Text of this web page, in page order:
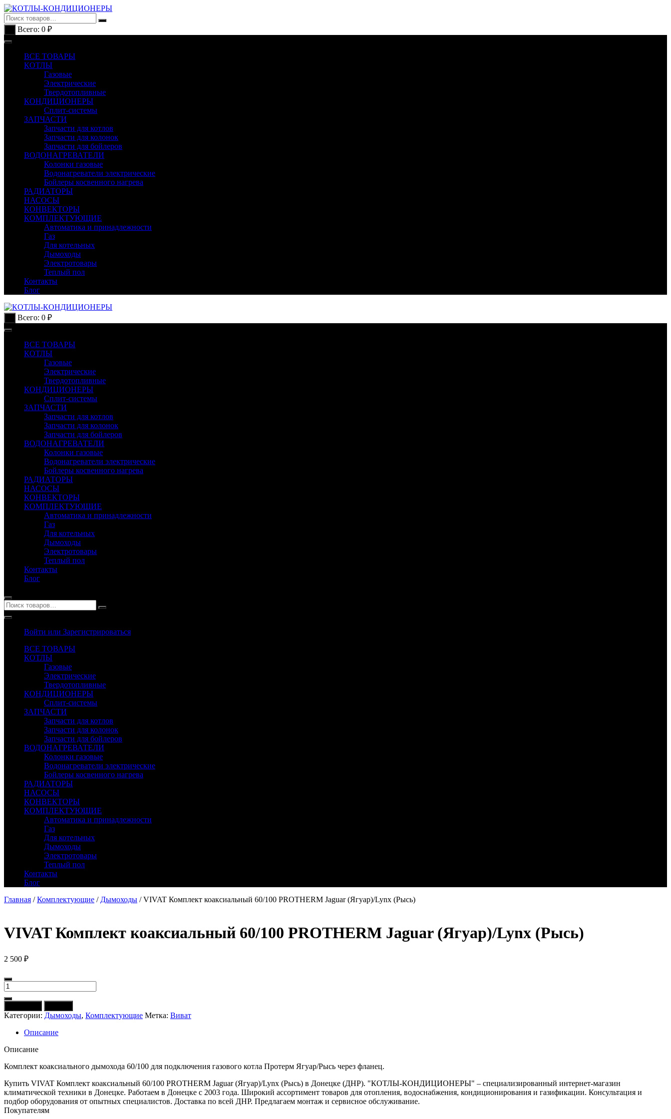
Перейти
к
содержимому
Всего: 0 ₽
ВСЕ ТОВАРЫ
КОТЛЫ
Газовые
Электрические
Твердотопливные
КОНДИЦИОНЕРЫ
Сплит-системы
ЗАПЧАСТИ
Запчасти для котлов
Запчасти для колонок
Запчасти для бойлеров
ВОДОНАГРЕВАТЕЛИ
Колонки газовые
Водонагреватели электрические
Бойлеры косвенного нагрева
РАДИАТОРЫ
НАСОСЫ
КОНВЕКТОРЫ
КОМПЛЕКТУЮЩИЕ
Автоматика и принадлежности
Газ
Для котельных
Дымоходы
Электротовары
Теплый пол
Контакты
Блог
Всего: 0 ₽
ВСЕ ТОВАРЫ
КОТЛЫ
Газовые
Электрические
Твердотопливные
КОНДИЦИОНЕРЫ
Сплит-системы
ЗАПЧАСТИ
Запчасти для котлов
Запчасти для колонок
Запчасти для бойлеров
ВОДОНАГРЕВАТЕЛИ
Колонки газовые
Водонагреватели электрические
Бойлеры косвенного нагрева
РАДИАТОРЫ
НАСОСЫ
КОНВЕКТОРЫ
КОМПЛЕКТУЮЩИЕ
Автоматика и принадлежности
Газ
Для котельных
Дымоходы
Электротовары
Теплый пол
Контакты
Блог
Войти или Зарегистрироваться
ВСЕ ТОВАРЫ
КОТЛЫ
Газовые
Электрические
Твердотопливные
КОНДИЦИОНЕРЫ
Сплит-системы
ЗАПЧАСТИ
Запчасти для котлов
Запчасти для колонок
Запчасти для бойлеров
ВОДОНАГРЕВАТЕЛИ
Колонки газовые
Водонагреватели электрические
Бойлеры косвенного нагрева
РАДИАТОРЫ
НАСОСЫ
КОНВЕКТОРЫ
КОМПЛЕКТУЮЩИЕ
Автоматика и принадлежности
Газ
Для котельных
Дымоходы
Электротовары
Теплый пол
Контакты
Блог
Главная /Комплектующие / Дымоходы / VIVAT Комплект коаксиальный 60/100 PROTHERM Jaguar (Ягуар)/Lynx (Рысь)
VIVAT Комплект коаксиальный 60/100 PROTHERM Jaguar (Ягуар)/Lynx (Рысь)
2 500 ₽
Количество
товара
VIVAT
Комплект
коаксиальный
60/100
PROTHERM
Jaguar
(Рысь)
Категории: Дымоходы, Комплектующие Метка: Виват
Описание
Описание
Комплект коаксиального дымохода 60/100 для подключения газового котла Протерм Ягуар/Рысь через фланец.
Купить VIVAT Комплект коаксиальный 60/100 PROTHERM Jaguar (Ягуар)/Lynx (Рысь) в Донецке (ДНР). "КОТЛЫ-КОНДИЦИОНЕРЫ" – специализированный интернет-магазин
климатической техники в Донецке. Работаем в Донецке с 2003 года. Широкий ассортимент товаров для отопления, водоснабжения, кондиционирования и газификации. Консультация и
подбор оборудования от опытных специалистов. Доставка по всей ДНР. Предлагаем монтаж и сервисное обслуживание.
Покупателям